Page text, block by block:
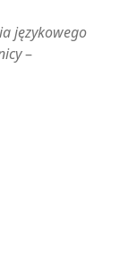
językowego
–